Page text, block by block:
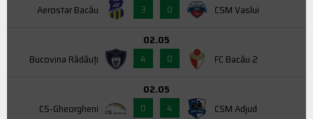
Aerostar Bacău
3
0 CSM Vaslui
Bucovina Rădăuți
02.05
4
0 FC Bacău 2
CS-Gheorgheni
02.05
0
4 CSM Adjud